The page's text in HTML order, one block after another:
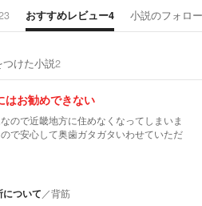
おすすめレビュー4 小説のフォロー
けた小説2
はお勧めできない
ので近畿地方に住めなくなってしまいま
で安心して奥歯ガタガタいわせていただ
ついて ／背筋